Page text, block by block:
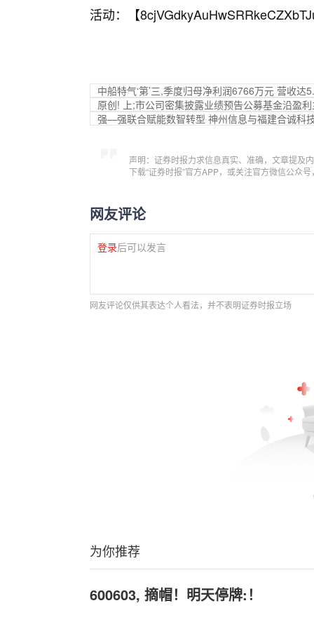
活动：【
中船特气‘第’三,季度归母净利润6766万元 营收达
原创! 上;市公司密集披露业绩预告公募基金沿盈
强—强联合赋能数智转型 神州信息与福建合诚科
声明：证券时报力求信息真实、准确，文章提及
下载“证券时报”官方APP，或关注官方微信公众
网友评论
登录后可以发言
网友评论仅供其表达个人看法，并不表明证券时报立场
为你推荐
600603, 摘帽！明天停牌:！